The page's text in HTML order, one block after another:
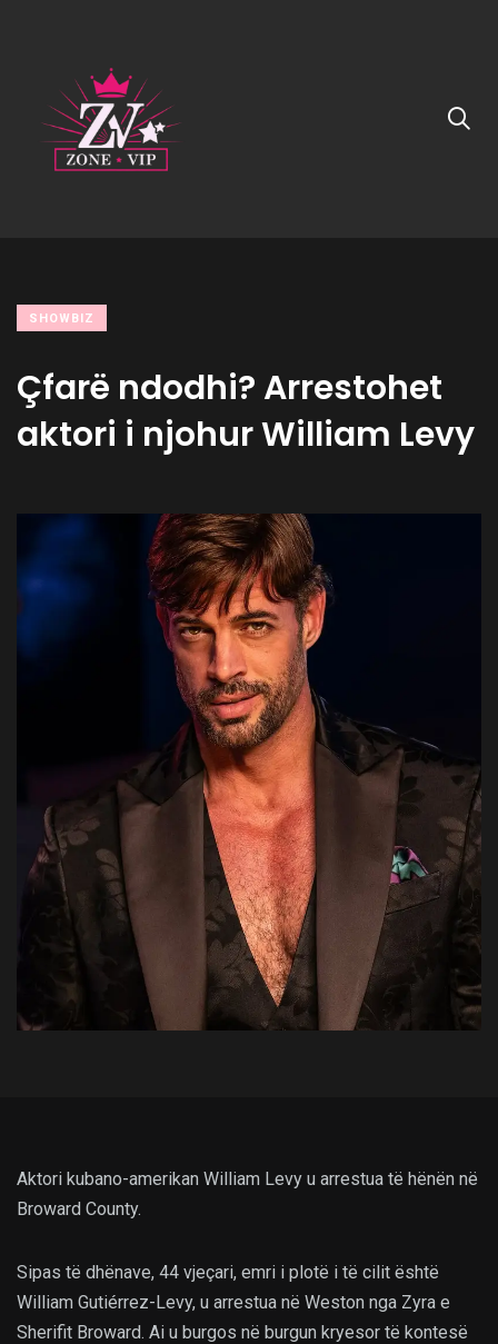
SHOWBIZ
Çfarë ndodhi? Arrestohet
aktori i njohur William Levy
Aktori kubano-amerikan William Levy u arrestua të hënën në
Broward County.
Sipas të dhënave, 44 vjeçari, emri i plotë i të cilit është
William Gutiérrez-Levy, u arrestua në Weston nga Zyra e
Sherifit Broward. Ai u burgos në burgun kryesor të kontesë